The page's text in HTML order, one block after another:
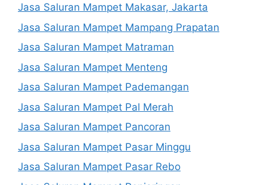
Jasa Saluran Mampet Makasar, Jakarta
Jasa Saluran Mampet Mampang Prapatan
Jasa Saluran Mampet Matraman
Jasa Saluran Mampet Menteng
Jasa Saluran Mampet Pademangan
Jasa Saluran Mampet Pal Merah
Jasa Saluran Mampet Pancoran
Jasa Saluran Mampet Pasar Minggu
Jasa Saluran Mampet Pasar Rebo